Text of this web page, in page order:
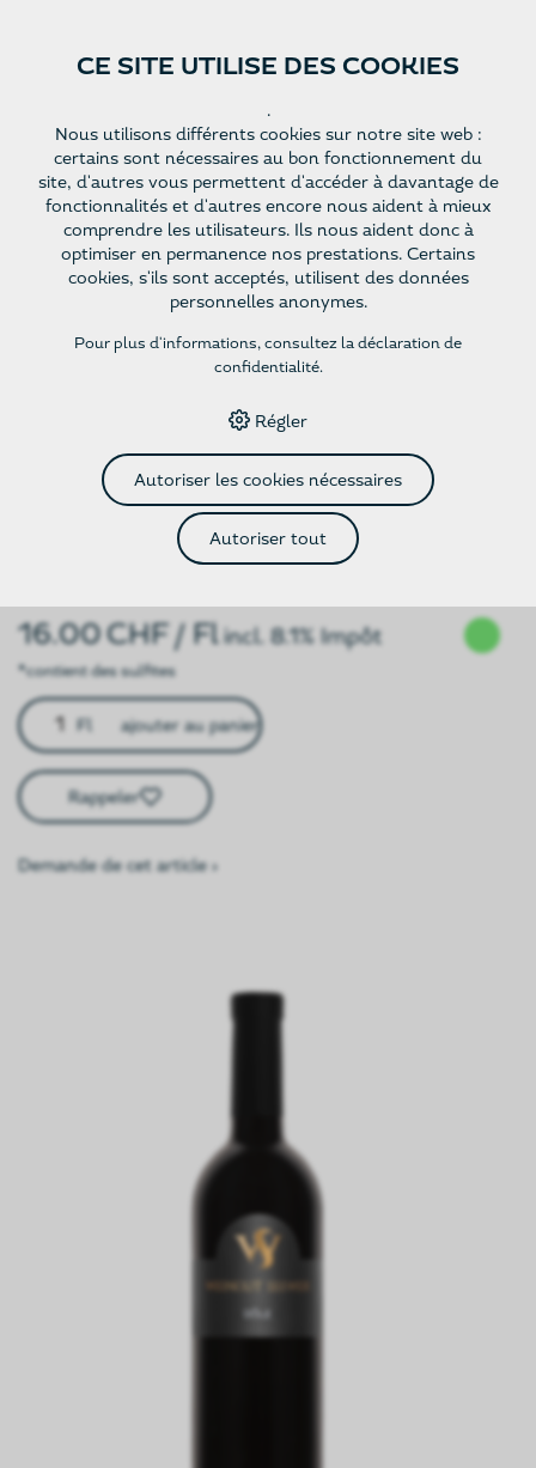
s
HOME › E-SHOP › ROTWEINE › DÔLE 75CL - AOC VALAIS -
JG 2024
Dôle 75cl - AOC Valais - JG
juteux, rond, accessible
Un vin vif et expressif du Valais, au corps harmonieux et aux
tanins soyeux – une véritable expression authentique de la
16.00CHF/ Flincl. 8.1% Impôt
*contient des sulfites
Fl ajouter au panier
Rappeler
Demande de cet article ›
CE SITE UTILISE DES COOKIES
.
Nous utilisons différents cookies sur notre site web :
certains sont nécessaires au bon fonctionnement du
site, d'autres vous permettent d'accéder à davantage de
fonctionnalités et d'autres encore nous aident à mieux
comprendre les utilisateurs. Ils nous aident donc à
optimiser en permanence nos prestations. Certains
cookies, s'ils sont acceptés, utilisent des données
personnelles anonymes.
Pour plus d'informations, consultez la déclaration de
confidentialité.
Régler
Autoriser les cookies nécessaires
Autoriser tout